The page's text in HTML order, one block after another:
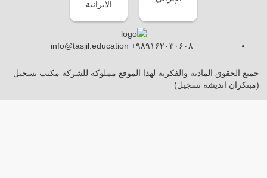
info@tasjil.education +۹۸۹۱۶۲۰۳۰۶۰۸
جميع الحقوق المادية والفكرية لهذا الموقع مملوكة للشركة مكتب تسجيل
(مبتکران اندیشه تسجیل)